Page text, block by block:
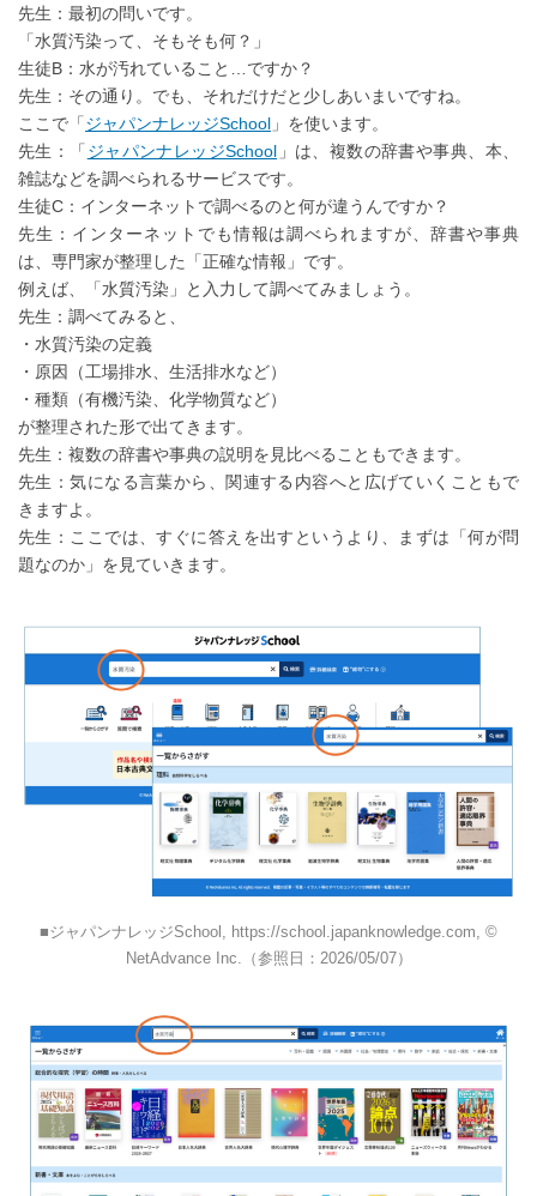
先生：最初の問いです。
「水質汚染って、そもそも何？」
生徒B：水が汚れていること…ですか？
先生：その通り。でも、それだけだと少しあいまいですね。
ここで「ジャパンナレッジSchool 」を使います。
先生：「 ジャパンナレッジSchool 」は、複数の辞書や事典、本、
雑誌などを調べられるサービスです。
生徒C：インターネットで調べるのと何が違うんですか？
先生：インターネットでも情報は調べられますが、辞書や事典
は、専門家が整理した「正確な情報」です。
例えば、「水質汚染」と入力して調べてみましょう。
先生：調べてみると、
・水質汚染の定義
・原因（工場排水、生活排水など）
・種類（有機汚染、化学物質など）
が整理された形で出てきます。
先生：複数の辞書や事典の説明を見比べることもできます。
先生：気になる言葉から、関連する内容へと広げていくこともで
きますよ。
先生：ここでは、すぐに答えを出すというより、まずは「何が問
題なのか」を見ていきます。
ジャパンナレッジSchool, https://school.japanknowledge.com, ©
NetAdvance Inc.（参照日：2026/05/07）